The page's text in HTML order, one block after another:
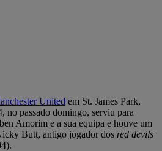
United em St. James Park,
no passado domingo, serviu para
Amorim e a sua equipa e houve um
Butt, antigo jogador dos red devils